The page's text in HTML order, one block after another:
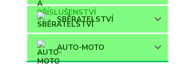
SBĚRATELSTVÍ
AUTO-MOTO